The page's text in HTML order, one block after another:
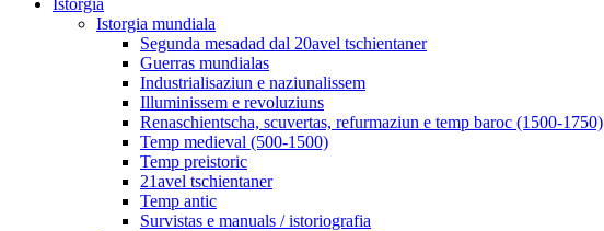
Istorgia
Istorgia mundiala
Segunda mesadad dal 20avel tschientaner
Guerras mundialas
Industrialisaziun e naziunalissem
Illuminissem e revoluziuns
Renaschientscha, scuvertas, refurmaziun e temp baroc (1500-1750)
Temp medieval (500-1500)
Temp preistoric
21avel tschientaner
Temp antic
Survistas e manuals / istoriografia